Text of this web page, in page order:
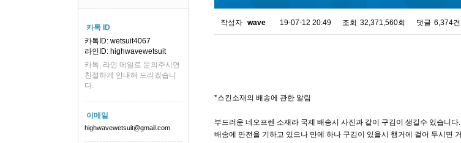
카톡 ID
카톡ID: wetsuit4067
라인ID: highwavewetsuit
카톡, 라인 메일로 문의주시면
친절하게 안내해 드리겠습니
다.
이메일
highwavewetsuit@gmail.com
작성자 wave 19-07-12 20:49 조회 32,371,560회 댓글 6,374건
*스킨소재의 배송에 관한 알림
부드러운 네오프렌 소재라 국제 배송시 사진과 같이 구김이 생길수 있습니다.
배송에 만전을 기하고 있으나 만에 하나 구김이 있을시 행거에 걸어 두시면